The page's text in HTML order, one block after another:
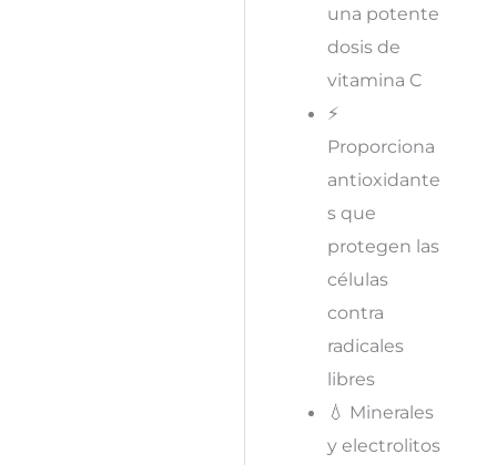
una potente
dosis de
vitamina C
⚡
Proporciona
antioxidante
s que
protegen las
células
contra
radicales
libres
💧 Minerales
y electrolitos